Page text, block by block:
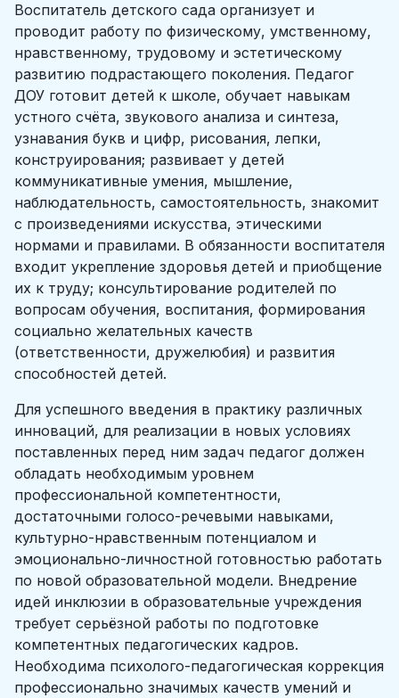
Воспитатель детского сада организует и
проводит работу по физическому, умственному,
нравственному, трудовому и эстетическому
развитию подрастающего поколения. Педагог
ДОУ готовит детей к школе, обучает навыкам
устного счёта, звукового анализа и синтеза,
узнавания букв и цифр, рисования, лепки,
конструирования; развивает у детей
коммуникативные умения, мышление,
наблюдательность, самостоятельность, знакомит
с произведениями искусства, этическими
нормами и правилами. В обязанности воспитателя
входит укрепление здоровья детей и приобщение
их к труду; консультирование родителей по
вопросам обучения, воспитания, формирования
социально желательных качеств
(ответственности, дружелюбия) и развития
способностей детей.
Для успешного введения в практику различных
инноваций, для реализации в новых условиях
поставленных перед ним задач педагог должен
обладать необходимым уровнем
профессиональной компетентности,
достаточными голосо-речевыми навыками,
культурно-нравственным потенциалом и
эмоционально-личностной готовностью работать
по новой образовательной модели. Внедрение
идей инклюзии в образовательные учреждения
требует серьёзной работы по подготовке
компетентных педагогических кадров.
Необходима психолого-педагогическая коррекция
профессионально значимых качеств умений и